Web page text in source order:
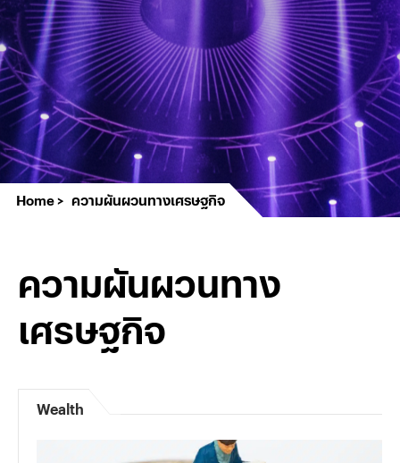
Home ความผันผวนทางเศรษฐกิจ
ความผันผวนทาง
เศรษฐกิจ
Wealth